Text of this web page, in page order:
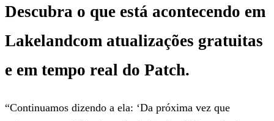
Descubra o que está acontecendo em
Lakelandcom atualizações gratuitas
e em tempo real do Patch.
“Continuamos dizendo a ela: ‘Da próxima vez que